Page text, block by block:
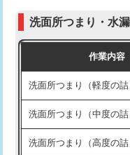
モルタル補修（厚さ10㎝
モルタル補修（厚さ10㎝
洗面台設置
バスタブ設置
（P/S/ポップアップ））
交換・取付（その他部
持込商品取付（単水栓）
持込商品取付（混合水
持込商品取付（浄水器
洗面所つまり・水
作業内容
洗面所つまり（軽度の詰
洗面所つまり（中度の詰
洗面所つまり（高度の詰